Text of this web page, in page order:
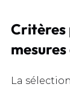
Critères
La